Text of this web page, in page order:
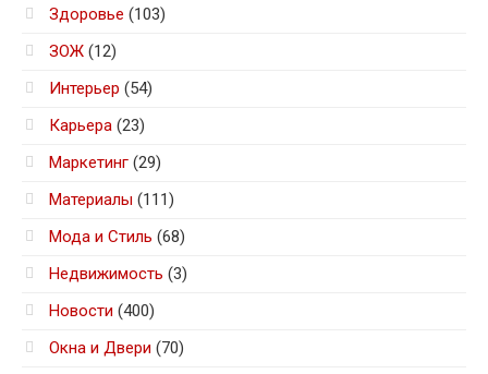
Здоровье (103)
ЗОЖ (12)
Интерьер (54)
Карьера (23)
Маркетинг (29)
Материалы (111)
Мода и Стиль (68)
Недвижимость (3)
Новости (400)
Окна и Двери (70)